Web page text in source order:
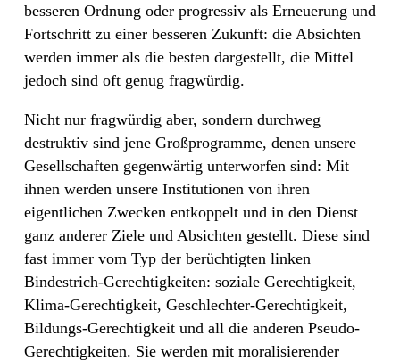
besseren Ordnung oder progressiv als Erneuerung und
Fortschritt zu einer besseren Zukunft: die Absichten
werden immer als die besten dargestellt, die Mittel
jedoch sind oft genug fragwürdig.
Nicht nur fragwürdig aber, sondern durchweg
destruktiv sind jene Großprogramme, denen unsere
Gesellschaften gegenwärtig unterworfen sind: Mit
ihnen werden unsere Institutionen von ihren
eigentlichen Zwecken entkoppelt und in den Dienst
ganz anderer Ziele und Absichten gestellt. Diese sind
fast immer vom Typ der berüchtigten linken
Bindestrich-Gerechtigkeiten: soziale Gerechtigkeit,
Klima-Gerechtigkeit, Geschlechter-Gerechtigkeit,
Bildungs-Gerechtigkeit und all die anderen Pseudo-
Gerechtigkeiten. Sie werden mit moralisierender